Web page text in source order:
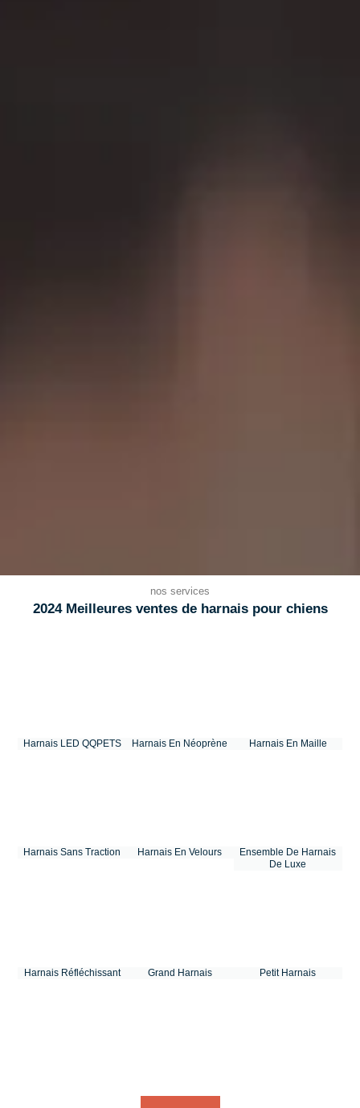
nos services
2024 Meilleures ventes de harnais pour chiens
Harnais LED QQPETS Harnais En Néoprène Harnais En Maille
Harnais Sans Traction Harnais En Velours
Ensemble De Harnais
De Luxe
Harnais Réfléchissant Grand Harnais Petit Harnais